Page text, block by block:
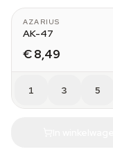
AZARIUS
AK-47
€ 8,49
1 3 5